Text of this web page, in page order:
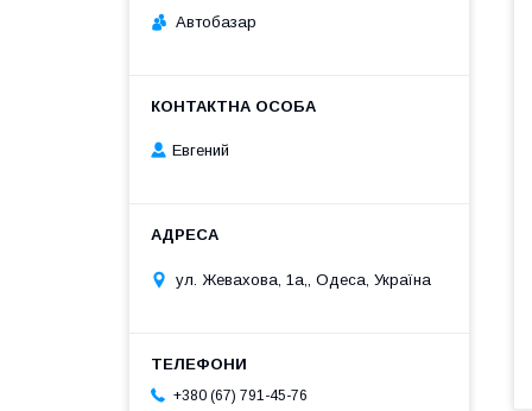
Автобазар
Евгений
ул. Жевахова, 1a,, Одеса, Україна
+380 (67) 791-45-76